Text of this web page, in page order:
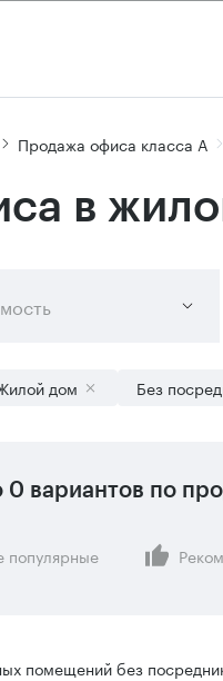
Продажа офиса класса А
в
дом Без
0 вариантов по
популярные
помещений без